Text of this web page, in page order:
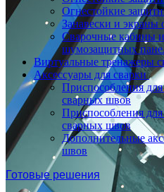
Огнестойкие
Занавески и экраны
Сварочные кабины
шумозащитных
Виртуальные тренажеры
Аксессуары для сварки
Приспособления
сварных швов
Приспособления
сварных швов
Дополнительные
швов
Готовые решения